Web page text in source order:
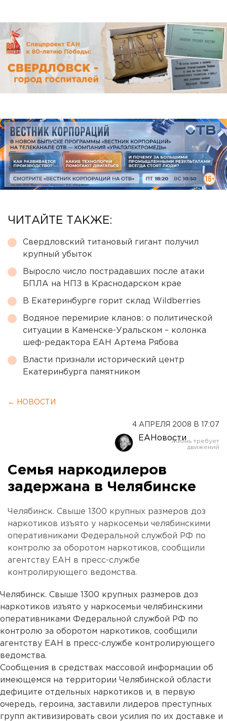
ЧИТАЙТЕ ТАКЖЕ:
Свердловский титановый гигант получил
крупный убыток
Выросло число пострадавших после атаки
БПЛА на НПЗ в Краснодарском крае
В Екатеринбурге горит склад Wildberries
Водяное перемирие кланов: о политической
ситуации в Каменске-Уральском – колонка
шеф-редактора ЕАН Артема Рябова
Власти признали исторический центр
Екатеринбурга памятником
← НОВОСТИ
4 АПРЕЛЯ 2008 В 17:07
ЕАНовости
Семья наркодилеров
задержана в Челябинске
Челябинск. Свыше 1300 крупных размеров доз
наркотиков изъято у наркосемьи челябинскими
оперативниками Федеральной службой РФ по
контролю за оборотом наркотиков, сообщили
агентству ЕАН в пресс-службе
контролирующего ведомства.
Челябинск. Свыше 1300 крупных размеров доз
наркотиков изъято у наркосемьи челябинскими
оперативниками Федеральной службой РФ по
контролю за оборотом наркотиков, сообщили
агентству ЕАН в пресс-службе контролирующего
ведомства.
Сообщения в средствах массовой информации об
имеющемся на территории Челябинской области
дефиците отдельных наркотиков и, в первую
очередь, героина, заставили лидеров преступных
групп активизировать свои усилия по их доставке и